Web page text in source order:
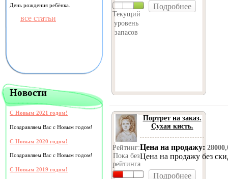
День рождения ребёнка.
все статьи
Новости
С Новым 2021 годом!
Поздравляем Вас с Новым годом!
С Новым 2020 годом!
Поздравляем Вас с Новым годом!
С Новым 2019 годом!
Текущий
уровень
запасов
Подробнее
Рейтинг:
Пока без
рейтинга
Портрет на заказ.
Сухая кисть.
Цена на продажу:
Цена на продажу без
Подробнее